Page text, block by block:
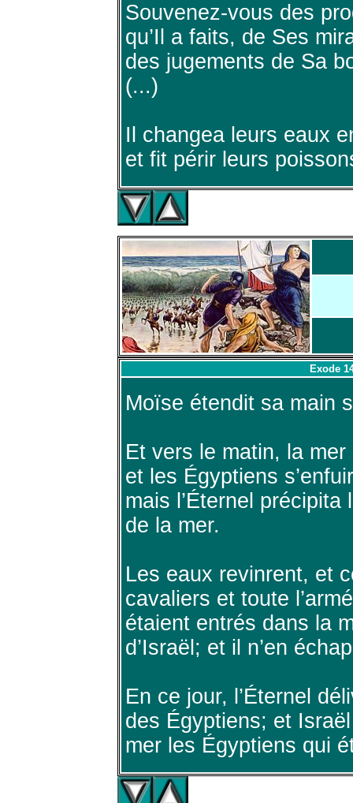
Souvenez-vous des
qu’Il a faits, de Ses
des jugements de Sa
(...)
Il changea leurs eaux
et fit périr leurs
Exode
Moïse étendit sa main
Et vers le matin, la
et les Égyptiens
mais l’Éternel
de la mer.
Les eaux revinrent, et
cavaliers et toute
étaient entrés dans la
d’Israël; et il n’en
En ce jour, l’Éternel
des Égyptiens; et
mer les Égyptiens qui